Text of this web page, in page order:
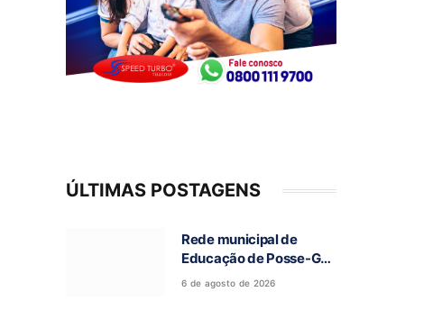
ÚLTIMAS POSTAGENS
Rede municipal de
Educação de Posse-GO
atinge resultado
6 de agosto de 2026